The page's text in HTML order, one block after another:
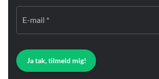
E-mail *
Ja tak, tilmeld mig!